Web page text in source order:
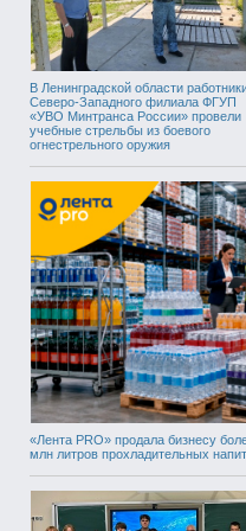
В Ленинградской области
Северо-Западного филиала ФГУП
«УВО Минтранса России» провели
учебные стрельбы из боевого
огнестрельного оружия
«Лента PRO» продала бизнесу
млн литров прохладительных